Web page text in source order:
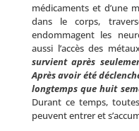
médicaments et d’une
dans le corps,
endommagent les
aussi l’accès des
survient après
Après avoir été
longtemps que huit
Durant ce temps,
peuvent entrer et